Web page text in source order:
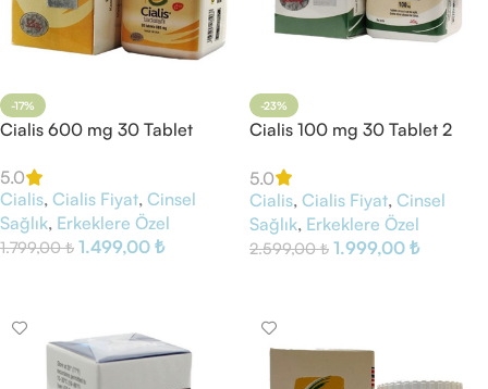
-17%
Cialis 600 mg 30 Tablet
5.0
Cialis, Cialis Fiyat, Cinsel
Sağlık, Erkeklere Özel
1.799,00₺ 1.499,00 ₺
-23%
Cialis 100 mg 30 Tablet 2
5.0
Cialis, Cialis Fiyat, Cinsel
Sağlık, Erkeklere Özel
2.599,00₺ 1.999,00 ₺